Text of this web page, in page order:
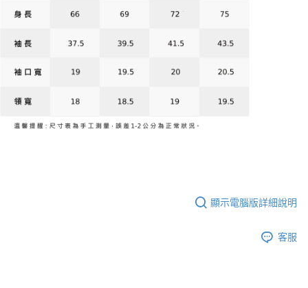
顯示電腦版詳細說明
客服